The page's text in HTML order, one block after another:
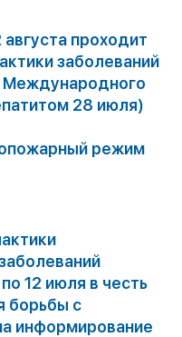
проходит
заболеваний
Международного
28 июля)
режим
12 июля в честь
борьбы с
информирование